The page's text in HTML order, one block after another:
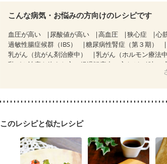
こんな病気・お悩みの方向けのレシピです
血圧が高い 尿酸値が高い 高血圧 狭心症 心
過敏性腸症候群（IBS）
糖尿病性腎症（第３期）
乳がん（抗がん剤治療中）
乳がん（ホルモン療法中
乳がん治療を終えた方・経過観察中の方など
味の
フレイル（年齢に
このレシピと似たレシピ